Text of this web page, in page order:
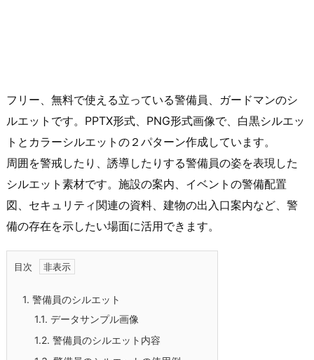
フリー、無料で使える立っている警備員、ガードマンのシ
ルエットです。PPTX形式、PNG形式画像で、白黒シルエッ
トとカラーシルエットの２パターン作成しています。
周囲を警戒したり、誘導したりする警備員の姿を表現した
シルエット素材です。施設の案内、イベントの警備配置
図、セキュリティ関連の資料、建物の出入口案内など、警
備の存在を示したい場面に活用できます。
目次
1. 警備員のシルエット
1.1. データサンプル画像
1.2. 警備員のシルエット内容